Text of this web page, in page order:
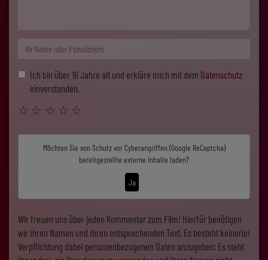
Ich bin über 16 Jahre alt und erkläre mich mit dem Datenschutz
einverstanden.
☆
☆
☆
☆
☆
Möchten Sie von Schutz vor Cyberangriffen (Google ReCaptcha)
bereitgestellte externe Inhalte laden?
Ja
Wir freuen uns über jeden Kommentar zum Film! Hierfür benötigen
wir Ihren Namen und Ihren entsprechenden Text. Es besteht keinerlei
Verpflichtung dabei personenbezogenen Daten anzugeben: Es steht